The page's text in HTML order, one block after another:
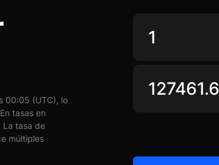
00:05 (UTC), lo
tasas en
La tasa de
múltiples